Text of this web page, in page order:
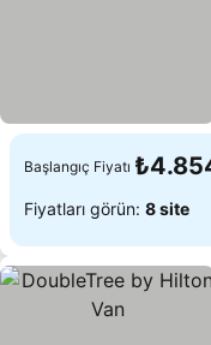
Başlangıç Fiyatı
Fiyatları görün: 8 site